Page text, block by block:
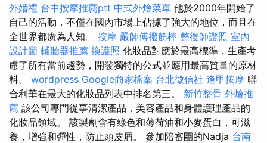
外婚禮 台中按摩推薦ptt 中式外燴菜單 他於2000年開始了
自己的活動，不僅在國內市場上佔據了強大的地位，而且在
全世界都廣為人知。 按摩 嚴師傅撥筋棒 整復師證照 室內
設計圖 輔聽器推薦 換護照 化妝品對應於最高標準，生產考
慮了所有當前趨勢，開發獨特的公式並應用最高質量的原材
料。 wordpress Google商家檔案 台北徵信社 逢甲按摩 聯
合利華在最大的化妝品列表中排名第三。 新竹整骨 外燴推
薦 該公司專門從事清潔產品，美容產品和身體護理產品的
化妝品領域。 該製劑含有綠色和薄荷油和小麥蛋白，可滋
養，增強和彈性，防止頭皮屑。 參加陪審團的Nadja 台南